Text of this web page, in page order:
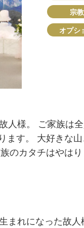
宗教
オプシ
人様。 ご家族は
ます。 大好きな
のカタチはやはり
れになった故人